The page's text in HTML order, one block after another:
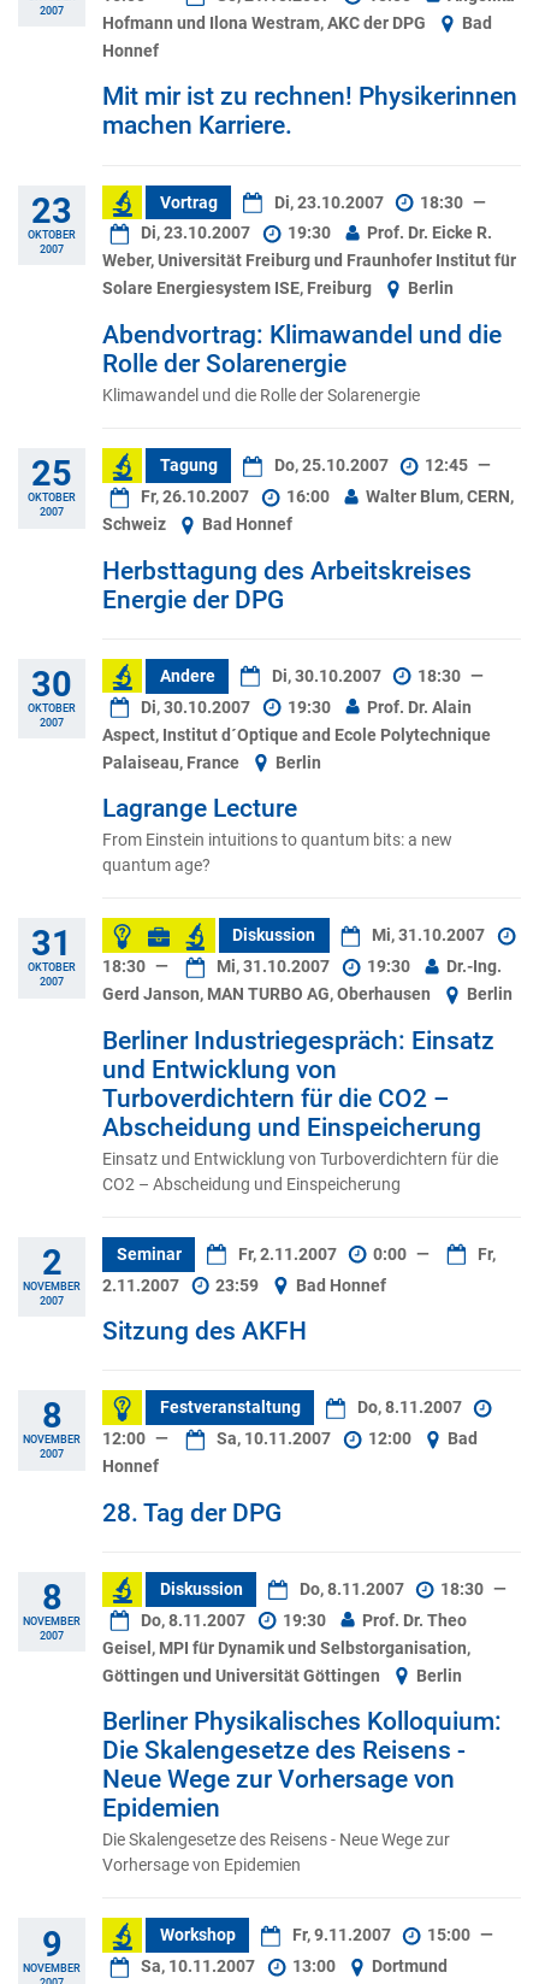
2007
Hofmann und Ilona Westram, AKC der DPG
Bad
Honnef
Mit mir ist zu rechnen! Physikerinnen
machen Karriere.
23
OKTOBER
2007
Vortrag Di, 23.10.2007 18:30 —
Di, 23.10.2007
19:30
Prof. Dr. Eicke R.
Weber, Universität Freiburg und Fraunhofer Institut für
Solare Energiesystem ISE, Freiburg
Berlin
Abendvortrag: Klimawandel und die
Rolle der Solarenergie
Klimawandel und die Rolle der Solarenergie
25
OKTOBER
2007
Tagung Do, 25.10.2007 12:45 —
Fr, 26.10.2007
16:00
Walter Blum, CERN,
Schweiz
Bad Honnef
Herbsttagung des Arbeitskreises
Energie der DPG
30
OKTOBER
2007
Andere Di, 30.10.2007 18:30 —
Di, 30.10.2007
19:30
Prof. Dr. Alain
Aspect, Institut d´Optique and Ecole Polytechnique
Palaiseau, France
Berlin
Lagrange Lecture
From Einstein intuitions to quantum bits: a new
quantum age?
31
OKTOBER
2007
Diskussion
Mi, 31.10.2007
18:30 — Mi, 31.10.2007 19:30
Dr.-Ing.
Gerd Janson, MAN TURBO AG, Oberhausen
Berlin
Berliner Industriegespräch: Einsatz
und Entwicklung von
Turboverdichtern für die CO2 –
Abscheidung und Einspeicherung
Einsatz und Entwicklung von Turboverdichtern für die
CO2 – Abscheidung und Einspeicherung
2
NOVEMBER
2007
Seminar Fr, 2.11.2007 0:00 —
Fr,
2.11.2007
23:59 Bad Honnef
Sitzung des AKFH
8
NOVEMBER
2007
Festveranstaltung
Do, 8.11.2007
12:00 — Sa, 10.11.2007 12:00
Bad
Honnef
28. Tag der DPG
8
NOVEMBER
2007
Diskussion Do, 8.11.2007 18:30 —
Do, 8.11.2007
19:30
Prof. Dr. Theo
Geisel, MPI für Dynamik und Selbstorganisation,
Göttingen und Universität Göttingen
Berlin
Berliner Physikalisches Kolloquium:
Die Skalengesetze des Reisens -
Neue Wege zur Vorhersage von
Epidemien
Die Skalengesetze des Reisens - Neue Wege zur
Vorhersage von Epidemien
9
NOVEMBER
Workshop Fr, 9.11.2007 15:00 —
Sa, 10.11.2007
13:00 Dortmund